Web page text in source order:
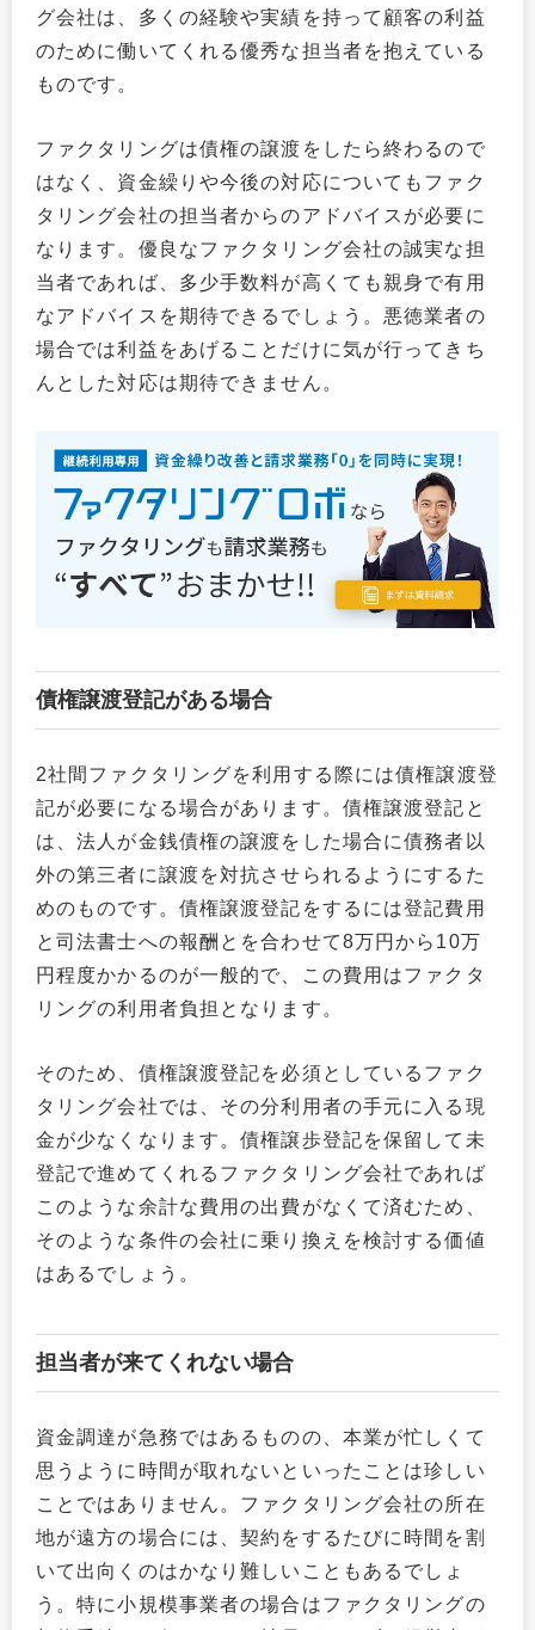
グ会社は、多くの経験や実績を持って顧客の利益
のために働いてくれる優秀な担当者を抱えている
ものです。
ファクタリングは債権の譲渡をしたら終わるので
はなく、資金繰りや今後の対応についてもファク
タリング会社の担当者からのアドバイスが必要に
なります。優良なファクタリング会社の誠実な担
当者であれば、多少手数料が高くても親身で有用
なアドバイスを期待できるでしょう。悪徳業者の
場合では利益をあげることだけに気が行ってきち
んとした対応は期待できません。
債権譲渡登記がある場合
2社間ファクタリングを利用する際には債権譲渡登
記が必要になる場合があります。債権譲渡登記と
は、法人が金銭債権の譲渡をした場合に債務者以
外の第三者に譲渡を対抗させられるようにするた
めのものです。債権譲渡登記をするには登記費用
と司法書士への報酬とを合わせて8万円から10万
円程度かかるのが一般的で、この費用はファクタ
リングの利用者負担となります。
そのため、債権譲渡登記を必須としているファク
タリング会社では、その分利用者の手元に入る現
金が少なくなります。債権譲歩登記を保留して未
登記で進めてくれるファクタリング会社であれば
このような余計な費用の出費がなくて済むため、
そのような条件の会社に乗り換えを検討する価値
はあるでしょう。
担当者が来てくれない場合
資金調達が急務ではあるものの、本業が忙しくて
思うように時間が取れないといったことは珍しい
ことではありません。ファクタリング会社の所在
地が遠方の場合には、契約をするたびに時間を割
いて出向くのはかなり難しいこともあるでしょ
う。特に小規模事業者の場合はファクタリングの